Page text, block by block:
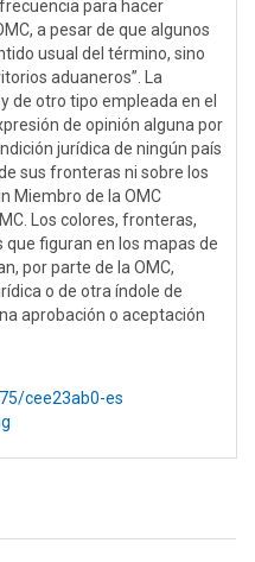
para hacer
a pesar de que algunos
usual del término, sino
aduaneros”. La
de otro tipo empleada en el
de opinión alguna por
jurídica de ningún país
sus fronteras ni sobre los
Miembro de la OMC
Los colores, fronteras,
figuran en los mapas de
por parte de la OMC,
o de otra índole de
aprobación o aceptación
cee23ab0-es